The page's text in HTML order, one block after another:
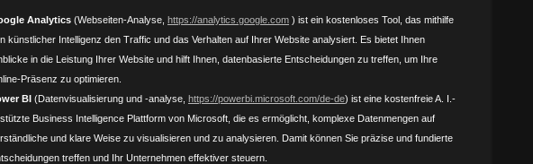
Analytics (Webseiten-Analyse, https://analytics.google.com ) ist ein kostenloses Tool, das mithilfe
künstlicher Intelligenz den Traffic und das Verhalten auf Ihrer Website analysiert. Es bietet Ihnen
in die Leistung Ihrer Website und hilft Ihnen, datenbasierte Entscheidungen zu treffen, um Ihre
Präsenz zu optimieren.
BI (Datenvisualisierung und -analyse, https://powerbi.microsoft.com/de-de) ist eine kostenfreie A. I.-
Business Intelligence Plattform von Microsoft, die es ermöglicht, komplexe Datenmengen auf
und klare Weise zu visualisieren und zu analysieren. Damit können Sie präzise und fundierte
treffen und Ihr Unternehmen effektiver steuern.